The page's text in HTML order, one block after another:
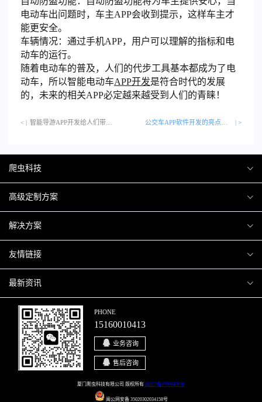
电动车出问题时，车主APP会收到提示，这样车主才
能更安全。
车辆情况：通过手机APP，用户可以理解的指标和电
动车的运行。
随着电动车的普及，人们的代步工具基本都成为了电
动车，所以智能电动车APP开发是符合时代的发展
的，未来的相关APP必定越来越受到人们的青睐！
< | | >
爬虫科技
爬虫案例
关于爬虫
高级定制方案
H5互动营销
微信小程序
移动APP
解决方案
商城解决方案
商城会员积分商城解决方案
网站解决方案
智慧校园解决方案
智慧停车解决方案
友情链接
厦门小程序开发
厦门APP开发
厦门微商城开发
博客园
最新资讯
行业资讯
爬虫动态
PHONE
15160010413
业务咨询
售后咨询
厦门爬虫科技有限公司 版权所有 闽ICP备17000429号
闽公网安备 35020302034158号